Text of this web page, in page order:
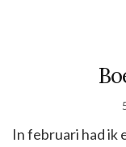
In februari had ik